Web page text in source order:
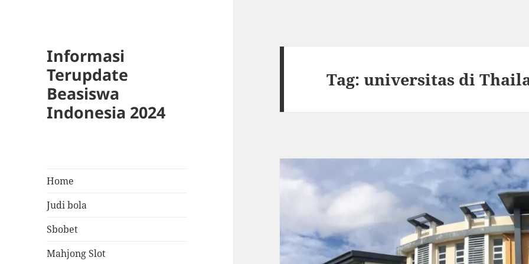
Informasi
Terupdate
Beasiswa
Indonesia 2024
Home
Judi bola
Sbobet
Mahjong Slot
Tag:universitas di